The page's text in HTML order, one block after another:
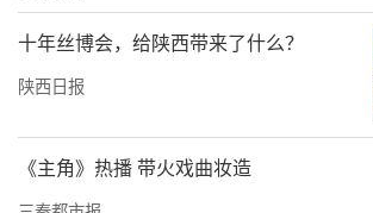
十年丝博会，给陕西带来了什么？
陕西日报
《主角》热播 带火戏曲妆造